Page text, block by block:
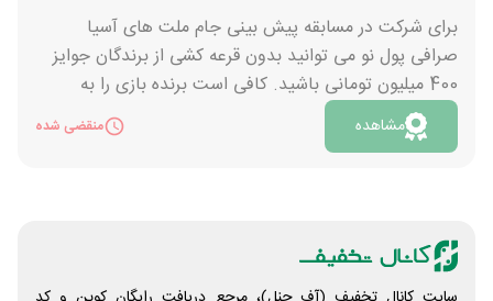
برای شرکت در مسابقه پیش بینی جام ملت های آسیا
صرافی پول نو می توانید بدون قرعه کشی از برندگان جوایز
400 میلیون تومانی باشید. کافی است برنده بازی را به
درستی پیش بینی کرده باشید. علاوه بر این بابت هر نفری
که به شرکت در مسابقه دعوت کنید، 5 هزار تومان هدیه
وجه خود را ثبت کنید. این مبلغ به کیف پولتان در صرافی
پول نو واریز خواهد شد. لازم به ذکر است که تمام جوایز از 5
مشاهده منقضی شده